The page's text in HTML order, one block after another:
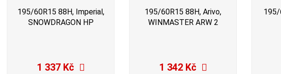
195/60R15 88H, Imperial,
SNOWDRAGON HP
1 337 Kč
195/60R15 88H, Arivo,
WINMASTER ARW 2
1 342 Kč
195/